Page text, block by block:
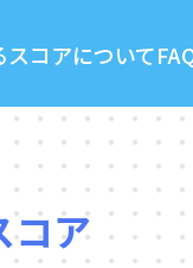
スコアについて
コア